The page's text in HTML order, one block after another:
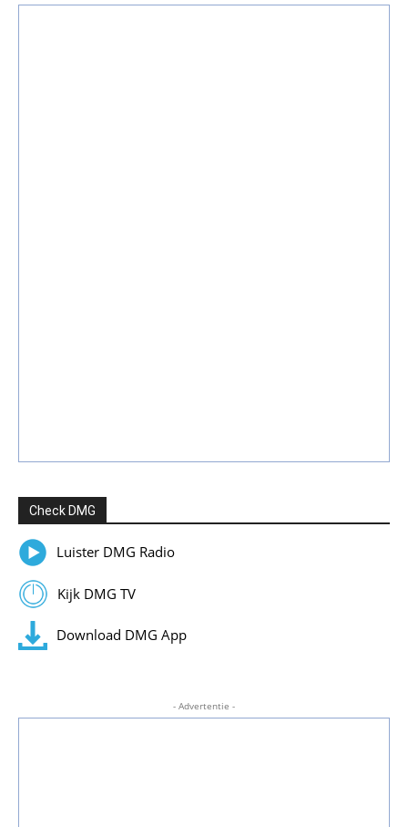
Check DMG
Luister DMG Radio
Kijk DMG TV
Download DMG App
- Advertentie -